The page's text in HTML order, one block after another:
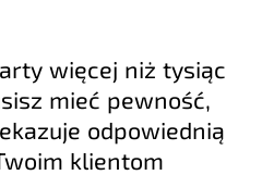
więcej niż tysiąc
mieć pewność,
odpowiednią
klientom